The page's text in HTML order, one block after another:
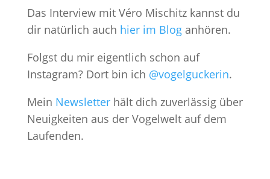
Das Interview mit Véro Mischitz kannst du
dir natürlich auch hier im Blog anhören.
Folgst du mir eigentlich schon auf
Instagram? Dort bin ich @vogelguckerin.
Mein Newsletter hält dich zuverlässig über
Neuigkeiten aus der Vogelwelt auf dem
Laufenden.